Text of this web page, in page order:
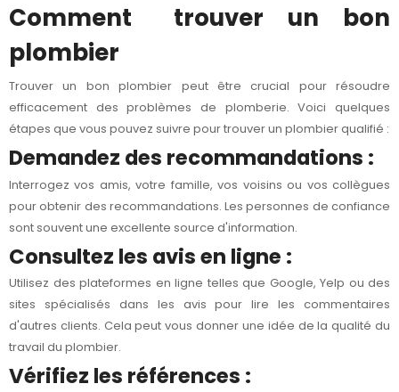
Comment
trouver un bon
plombier
Trouver un bon plombier peut être crucial pour résoudre
efficacement des problèmes de plomberie. Voici quelques
étapes que vous pouvez suivre pour trouver un plombier qualifié :
Demandez des recommandations :
Interrogez vos amis, votre famille, vos voisins ou vos collègues
pour obtenir des recommandations. Les personnes de confiance
sont souvent une excellente source d'information.
Consultez les avis en ligne :
Utilisez des plateformes en ligne telles que Google, Yelp ou des
sites spécialisés dans les avis pour lire les commentaires
d'autres clients. Cela peut vous donner une idée de la qualité du
travail du plombier.
Vérifiez les références :